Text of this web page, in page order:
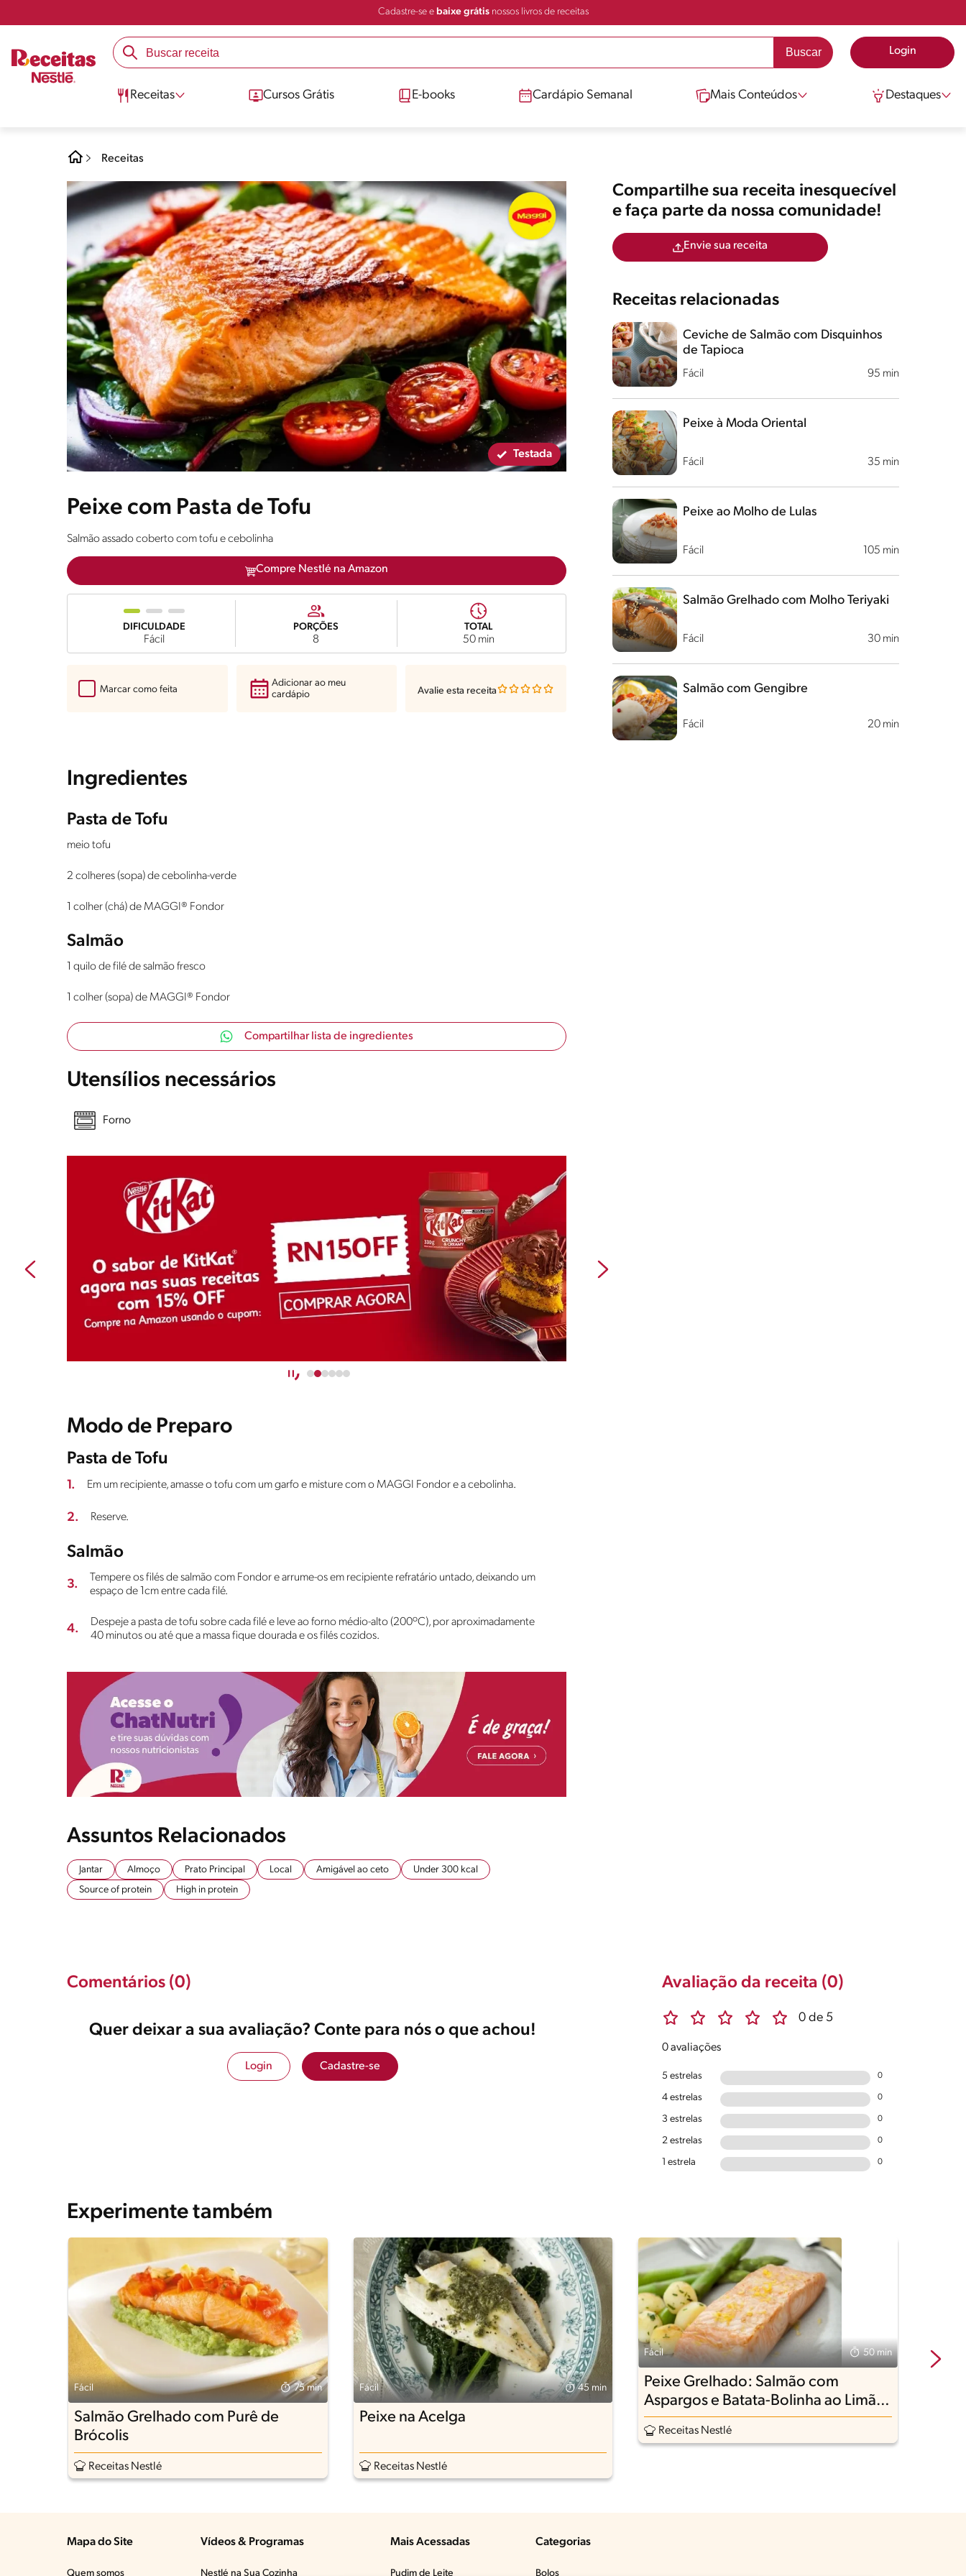
Cadastre-se e baixe grátisnossos livros de receitas
Login
Receitas Cursos Grátis E-books Cardápio Semanal Mais Conteúdos Destaques
Receitas
Testada
Peixe com Pasta de Tofu
Salmão assado coberto com tofu e cebolinha
Compre Nestlé na Amazon
DIFICULDADE
Fácil
PORÇÕES
8
TOTAL
50 min
Marcar como feita
Adicionar ao meu
cardápio
Avalie esta receita
Ingredientes
Pasta de Tofu
meio tofu
2 colheres (sopa) de cebolinha-verde
1 colher (chá) de MAGGI® Fondor
Salmão
1 quilo de filé de salmão fresco
1 colher (sopa) de MAGGI® Fondor
Compartilhar lista de ingredientes
Utensílios necessários
Forno
Modo de Preparo
Pasta de Tofu
1. Em um recipiente, amasse o tofu com um garfo e misture com o MAGGI Fondor e a cebolinha.
2. Reserve.
Salmão
3.
Tempere os filés de salmão com Fondor e arrume-os em recipiente refratário untado, deixando um
espaço de 1cm entre cada filé.
4.
Despeje a pasta de tofu sobre cada filé e leve ao forno médio-alto (200ºC), por aproximadamente
40 minutos ou até que a massa fique dourada e os filés cozidos.
Assuntos Relacionados
Jantar Almoço Prato Principal Local Amigável ao ceto
Under 300 kcal
Source of protein
High in protein
Compartilhe sua receita inesquecível
e faça parte da nossa comunidade!
Envie sua receita
Receitas relacionadas
Fácil 95 min
Ceviche de Salmão com Disquinhos
de Tapioca
Fácil 35 min
Peixe à Moda Oriental
Fácil 105 min
Peixe ao Molho de Lulas
Fácil 30 min
Salmão Grelhado com Molho Teriyaki
Fácil 20 min
Salmão com Gengibre
Avaliação da receita (0)
0 de 5
0 avaliações
5 estrelas 0
4 estrelas 0
3 estrelas 0
2 estrelas 0
1 estrela 0
Comentários (0)
Quer deixar a sua avaliação? Conte para nós o que achou!
Login Cadastre-se
Experimente também
Fácil 75 min
Salmão Grelhado com Purê de
Brócolis
Receitas Nestlé
Fácil 45 min
Peixe na Acelga
Receitas Nestlé
Fácil 50 min
Peixe Grelhado: Salmão com
Aspargos e Batata-Bolinha ao Limão
Siciliano
Receitas Nestlé
Mapa do Site
Quem somos
Vídeos & Programas​
Nestlé na Sua Cozinha
Mais Acessadas
Pudim de Leite
Categorias
Bolos